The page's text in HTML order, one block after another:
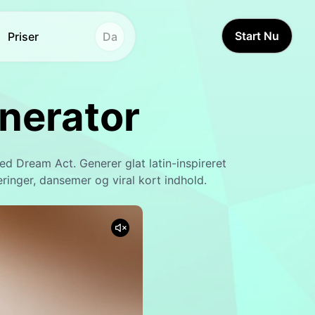
Priser Da
Stemmestudie
Hot
lyd
Stemmestudie
Hot
New
Start Nu
Dream Act. Generer glat latin-inspireret
dansemer og viral kort indhold.